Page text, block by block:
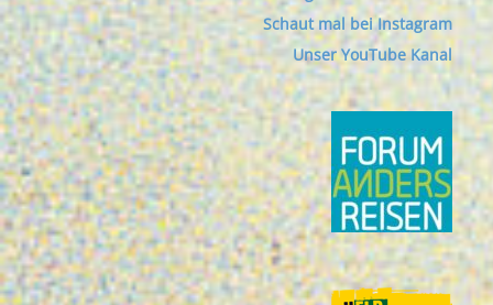
Schaut mal bei Instagram
Unser YouTube Kanal